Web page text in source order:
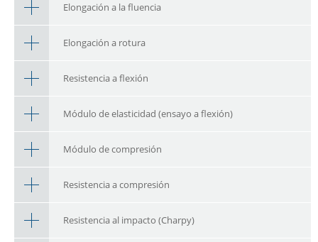
Elongación a la fluencia
Elongación a rotura
Resistencia a flexión
Módulo de elasticidad (ensayo a flexión)
Módulo de compresión
Resistencia a compresión
Resistencia al impacto (Charpy)